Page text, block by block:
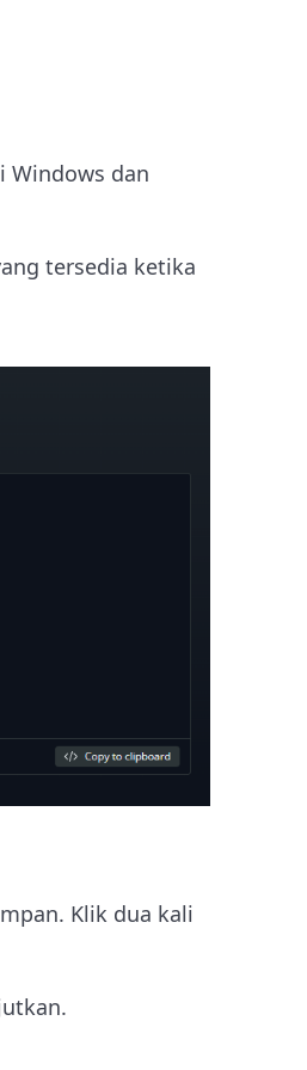
Windows dan
tersedia ketika
Klik dua kali